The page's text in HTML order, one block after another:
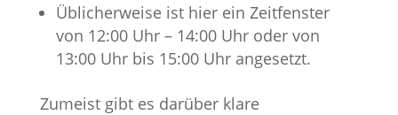
Üblicherweise ist hier ein Zeitfenster
von 12:00 Uhr – 14:00 Uhr oder von
13:00 Uhr bis 15:00 Uhr angesetzt.
Zumeist gibt es darüber klare